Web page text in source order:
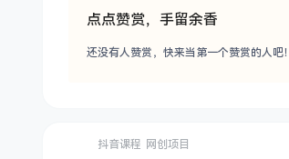
点点赞赏，手留余香
还没有人赞赏，快来当第一个赞赏的人吧！
抖音课程 网创项目